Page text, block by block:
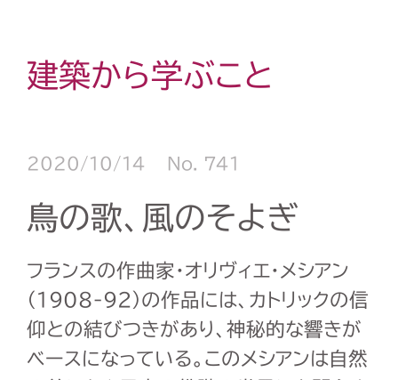
建築から学ぶこと
2020/10/14 No. 741
鳥の歌、風のそよぎ
フランスの作曲家・オリヴィエ・メシアン
（ 1908-92 ）の作品には、カトリックの信
仰との結びつきがあり、神秘的な響きが
ベースになっている。このメシアンは自然